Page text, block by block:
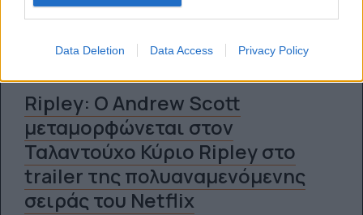
Data Deletion Data Access Privacy Policy
Ripley: Ο Andrew Scott
μεταμορφώνεται στον
Ταλαντούχο Κύριο Ripley στο
trailer της πολυαναμενόμενης
σειράς του Netflix